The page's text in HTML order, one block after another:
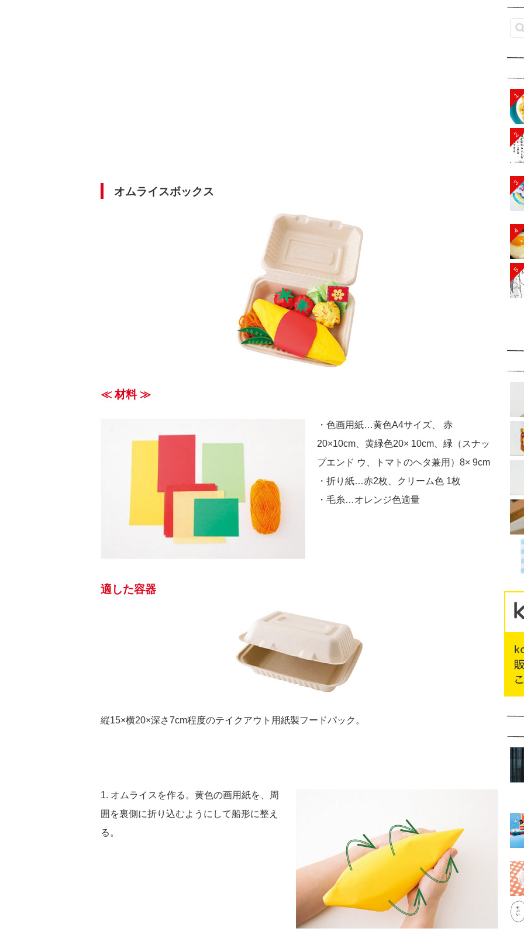
オムライスボックス
≪ 材料 ≫
・色画用紙…黄色A4サイズ、 赤
20×10cm、黄緑色20× 10cm、緑（スナッ
プエンド ウ、トマトのヘタ兼用）8× 9cm
・折り紙…赤2枚、クリーム色 1枚
・毛糸…オレンジ色適量
適した容器
縦15×横20×深さ7cm程度のテイクアウト用紙製フードパック。
1. オムライスを作る。黄色の画用紙を、周
囲を裏側に折り込むようにして船形に整え
る。
1
2
3
4
5